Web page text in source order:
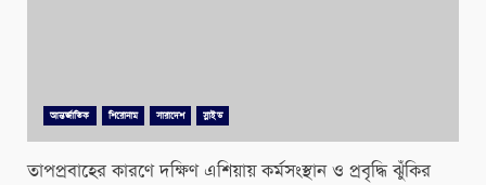
আন্তর্জাতিক শিরোনাম সারাদেশ স্লাইড
তাপপ্রবাহের কারণে দক্ষিণ এশিয়ায় কর্মসংস্থান ও প্রবৃদ্ধি ঝুঁকির